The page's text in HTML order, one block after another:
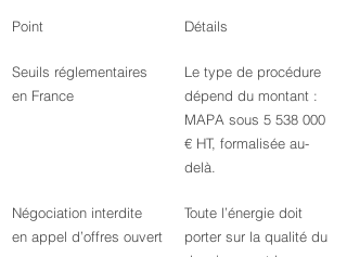
Point Détails
Seuils réglementaires
en France
Le type de procédure
dépend du montant :
MAPA sous 5 538 000
€ HT, formalisée au-
delà.
Négociation interdite
en appel d’offres ouvert
Toute l’énergie doit
porter sur la qualité du